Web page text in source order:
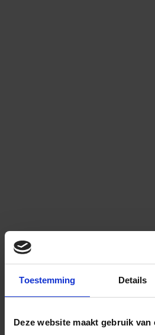
Toestemming Details
Deze website maakt gebruik van